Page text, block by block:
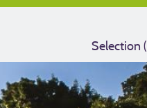
Selection (